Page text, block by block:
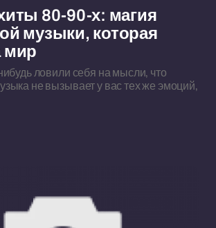
80-90-х: магия
музыки, которая
мир
ловили себя на мысли, что
не вызывает у вас тех же эмоций,